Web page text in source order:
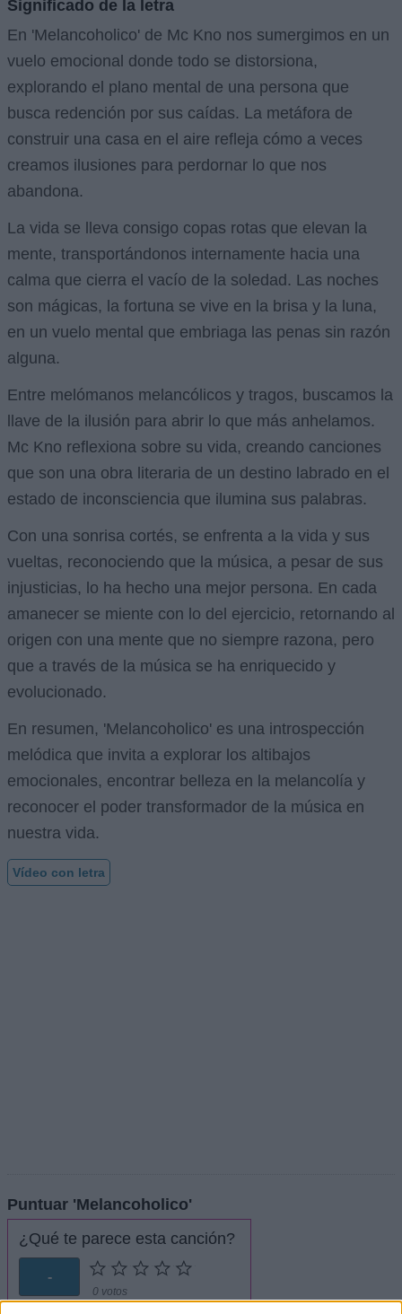
Significado de la letra
En 'Melancoholico' de Mc Kno nos sumergimos en un
vuelo emocional donde todo se distorsiona,
explorando el plano mental de una persona que
busca redención por sus caídas. La metáfora de
construir una casa en el aire refleja cómo a veces
creamos ilusiones para perdornar lo que nos
abandona.
La vida se lleva consigo copas rotas que elevan la
mente, transportándonos internamente hacia una
calma que cierra el vacío de la soledad. Las noches
son mágicas, la fortuna se vive en la brisa y la luna,
en un vuelo mental que embriaga las penas sin razón
alguna.
Entre melómanos melancólicos y tragos, buscamos la
llave de la ilusión para abrir lo que más anhelamos.
Mc Kno reflexiona sobre su vida, creando canciones
que son una obra literaria de un destino labrado en el
estado de inconsciencia que ilumina sus palabras.
Con una sonrisa cortés, se enfrenta a la vida y sus
vueltas, reconociendo que la música, a pesar de sus
injusticias, lo ha hecho una mejor persona. En cada
amanecer se miente con lo del ejercicio, retornando al
origen con una mente que no siempre razona, pero
que a través de la música se ha enriquecido y
evolucionado.
En resumen, 'Melancoholico' es una introspección
melódica que invita a explorar los altibajos
emocionales, encontrar belleza en la melancolía y
reconocer el poder transformador de la música en
nuestra vida.
Vídeo con letra
Puntuar 'Melancoholico'
¿Qué te parece esta canción?
-
0 votos